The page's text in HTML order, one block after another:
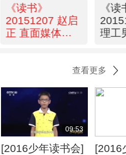
《读书》
20151207 赵启
正 直面媒体二
《
理工
查看更多
09:53
[2016少年读书会]
[2016